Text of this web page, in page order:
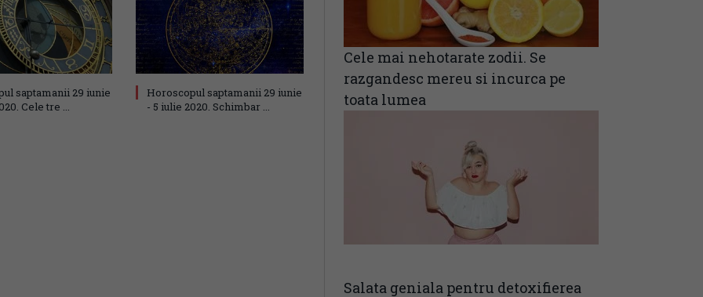
saptamanii 29 iunie
Cele tre ...
Horoscopul saptamanii 29 iunie
- 5 iulie 2020. Schimbar ...
Cele mai nehotarate zodii. Se
razgandesc mereu si incurca pe
toata lumea
Salata geniala pentru detoxifierea